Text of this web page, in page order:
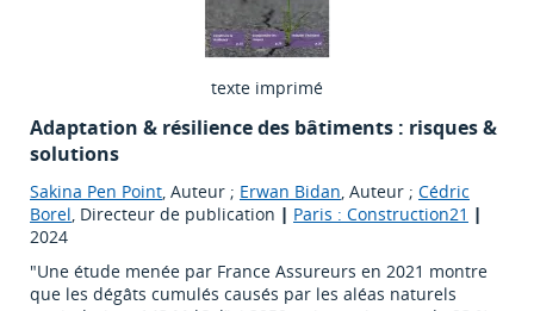
texte imprimé
Adaptation & résilience des bâtiments : risques &
solutions
Sakina Pen Point, Auteur ; Erwan Bidan, Auteur ; Cédric
Borel, Directeur de publication | Paris : Construction21 |
2024
"Une étude menée par France Assureurs en 2021 montre
que les dégâts cumulés causés par les aléas naturels